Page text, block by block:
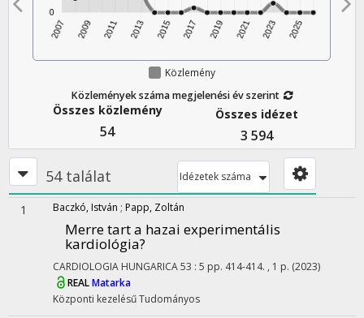
Közlemény
Közlemények száma megjelenési év szerint
Összes közlemény
54
Összes idézet
3 594
54 találat Idézetek száma
1 Baczkó, István ; Papp, Zoltán
Merre tart a hazai experimentális
kardiológia?
CARDIOLOGIA HUNGARICA53 : 5 pp. 414-414. , 1 p. (2023)
REALMatarka
Központi kezelésűTudományos